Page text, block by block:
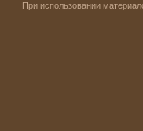
При использовании